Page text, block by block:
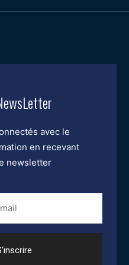
avec le
en recevant
newsletter